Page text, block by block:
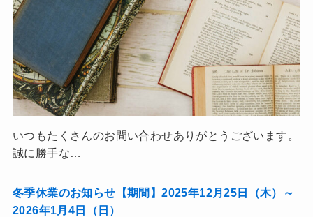
いつもたくさんのお問い合わせありがとうございます。
誠に勝手な…
冬季休業のお知らせ【期間】2025年12月25日（木）～
2026年1月4日（日）